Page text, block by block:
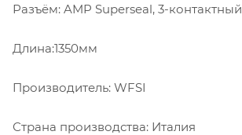
Разъём: AMP Superseal, 3-контактный
Длина:1350мм
Производитель: WFSI
Страна производства: Италия